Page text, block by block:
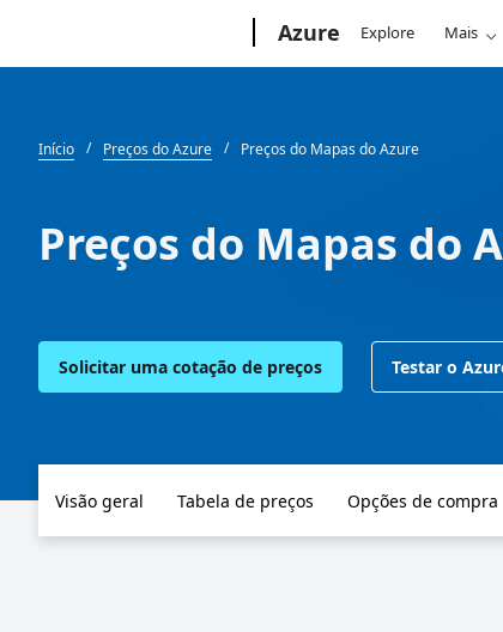
Azure Explore Mais
Início Preços do Azure Preços do Mapas do Azure
Preços do Mapas do
Solicitar uma cotação de preços Testar o
Visão geral Tabela de preços Opções de compra